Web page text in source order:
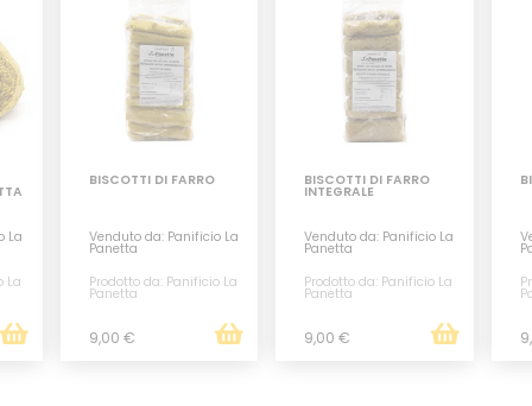
La
La
BISCOTTI DI FARRO
Venduto da: Panificio La
Panetta
Prodotto da: Panificio La
Panetta
9,00 €
BISCOTTI DI FARRO
INTEGRALE
Venduto da: Panificio La
Panetta
Prodotto da: Panificio La
Panetta
9,00 €